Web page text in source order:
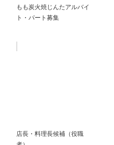
もも炭火焼じんたアルバイ
ト・パート募集
店長・料理長候補（役職